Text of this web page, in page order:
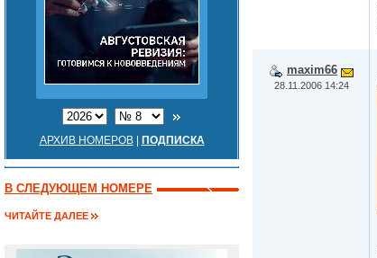
АРХИВ НОМЕРОВ| ПОДПИСКА
В СЛЕДУЮЩЕМ НОМЕРЕ
ЧИТАЙТЕ ДАЛЕЕ
maxim66
28.11.2006 14:24